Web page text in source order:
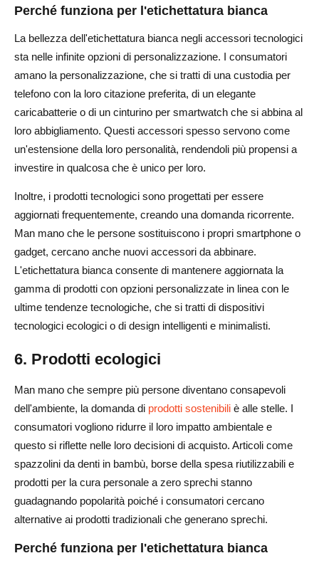
Perché funziona per l'etichettatura bianca
La bellezza dell'etichettatura bianca negli accessori tecnologici
sta nelle infinite opzioni di personalizzazione. I consumatori
amano la personalizzazione, che si tratti di una custodia per
telefono con la loro citazione preferita, di un elegante
caricabatterie o di un cinturino per smartwatch che si abbina al
loro abbigliamento. Questi accessori spesso servono come
un'estensione della loro personalità, rendendoli più propensi a
investire in qualcosa che è unico per loro.
Inoltre, i prodotti tecnologici sono progettati per essere
aggiornati frequentemente, creando una domanda ricorrente.
Man mano che le persone sostituiscono i propri smartphone o
gadget, cercano anche nuovi accessori da abbinare.
L'etichettatura bianca consente di mantenere aggiornata la
gamma di prodotti con opzioni personalizzate in linea con le
ultime tendenze tecnologiche, che si tratti di dispositivi
tecnologici ecologici o di design intelligenti e minimalisti.
6. Prodotti ecologici
Man mano che sempre più persone diventano consapevoli
dell'ambiente, la domanda di prodotti sostenibili è alle stelle. I
consumatori vogliono ridurre il loro impatto ambientale e
questo si riflette nelle loro decisioni di acquisto. Articoli come
spazzolini da denti in bambù, borse della spesa riutilizzabili e
prodotti per la cura personale a zero sprechi stanno
guadagnando popolarità poiché i consumatori cercano
alternative ai prodotti tradizionali che generano sprechi.
Perché funziona per l'etichettatura bianca